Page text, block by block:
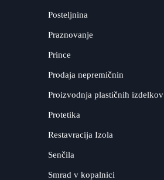
Posteljnina
Praznovanje
Prince
Prodaja nepremičnin
Proizvodnja plastičnih izdelkov
Protetika
Restavracija Izola
Senčila
Smrad v kopalnici